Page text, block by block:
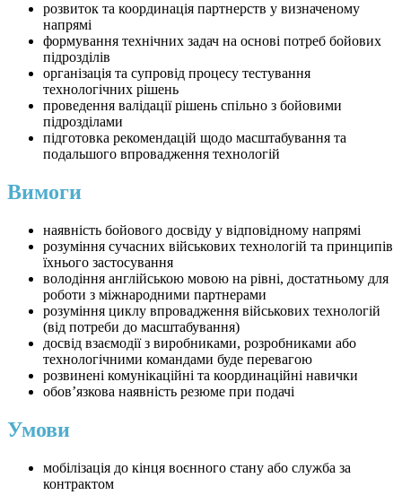
розвиток та координація партнерств у визначеному
напрямі
формування технічних задач на основі потреб бойових
підрозділів
організація та супровід процесу тестування
технологічних рішень
проведення валідації рішень спільно з бойовими
підрозділами
підготовка рекомендацій щодо масштабування та
подальшого впровадження технологій
Вимоги
наявність бойового досвіду у відповідному напрямі
розуміння сучасних військових технологій та принципів
їхнього застосування
володіння англійською мовою на рівні, достатньому для
роботи з міжнародними партнерами
розуміння циклу впровадження військових технологій
(від потреби до масштабування)
досвід взаємодії з виробниками, розробниками або
технологічними командами буде перевагою
розвинені комунікаційні та координаційні навички
обов’язкова наявність резюме при подачі
Умови
мобілізація до кінця воєнного стану або служба за
контрактом